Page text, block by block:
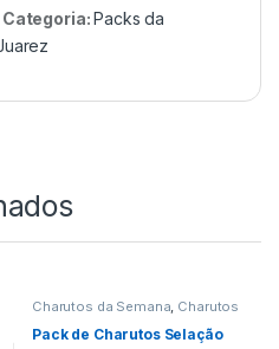
Categoria:Packs da
Charutos da Semana Charutos
Packs da Semana
Primeira Página
Pack de Charutos Selação